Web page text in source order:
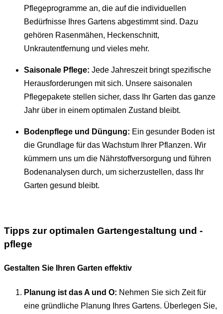
Pflegeprogramme an, die auf die individuellen
Bedürfnisse Ihres Gartens abgestimmt sind. Dazu
gehören Rasenmähen, Heckenschnitt,
Unkrautentfernung und vieles mehr.
Saisonale Pflege: Jede Jahreszeit bringt spezifische
Herausforderungen mit sich. Unsere saisonalen
Pflegepakete stellen sicher, dass Ihr Garten das ganze
Jahr über in einem optimalen Zustand bleibt.
Bodenpflege und Düngung: Ein gesunder Boden ist
die Grundlage für das Wachstum Ihrer Pflanzen. Wir
kümmern uns um die Nährstoffversorgung und führen
Bodenanalysen durch, um sicherzustellen, dass Ihr
Garten gesund bleibt.
Tipps zur optimalen Gartengestaltung und -
pflege
Gestalten Sie Ihren Garten effektiv
Planung ist das A und O: Nehmen Sie sich Zeit für
eine gründliche Planung Ihres Gartens. Überlegen Sie,